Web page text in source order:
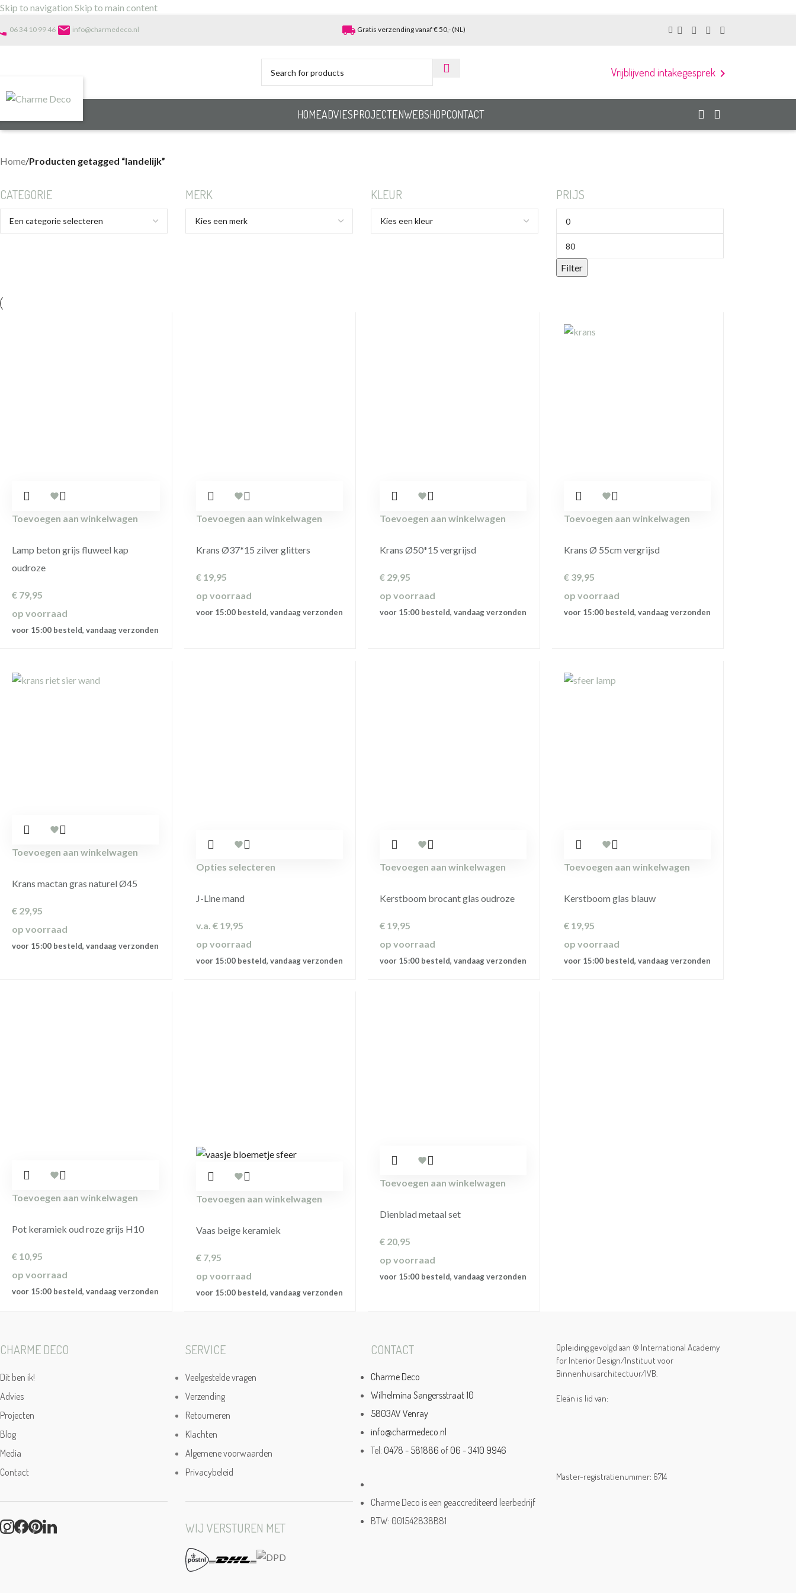
Skip to navigation Skip to main content
06 34 10 99 46 email info@charmedeco.nl local_shipping Gratis verzending vanaf € 50,- (NL)
Vrijblijvend intakegesprek chevron_right
HOMEADVIESPROJECTENWEBSHOPCONTACT
Home/Producten getagged “landelijk”
CATEGORIE MERK KLEUR PRIJS
Filter
Toevoegen aan winkelwagen
Lamp beton grijs fluweel kap
oudroze
€ 79,95
op voorraad
voor 15:00 besteld, vandaag verzonden
Toevoegen aan winkelwagen
Krans Ø37*15 zilver glitters
€19,95
op voorraad
voor 15:00 besteld, vandaag verzonden
Toevoegen aan winkelwagen
Krans Ø50*15 vergrijsd
€ 29,95
op voorraad
voor 15:00 besteld, vandaag verzonden
Toevoegen aan winkelwagen
Krans Ø 55cm vergrijsd
€39,95
op voorraad
voor 15:00 besteld, vandaag verzonden
Toevoegen aan winkelwagen
Krans mactan gras naturel Ø45
€ 29,95
op voorraad
voor 15:00 besteld, vandaag verzonden
Opties selecteren
J-Line mand
v.a. €19,95
op voorraad
voor 15:00 besteld, vandaag verzonden
Toevoegen aan winkelwagen
Kerstboom brocant glas oudroze
€ 19,95
op voorraad
voor 15:00 besteld, vandaag verzonden
Toevoegen aan winkelwagen
Kerstboom glas blauw
€19,95
op voorraad
voor 15:00 besteld, vandaag verzonden
Toevoegen aan winkelwagen
Pot keramiek oud roze grijs H10
€ 10,95
op voorraad
voor 15:00 besteld, vandaag verzonden
Toevoegen aan winkelwagen
Vaas beige keramiek
€7,95
op voorraad
voor 15:00 besteld, vandaag verzonden
Toevoegen aan winkelwagen
Dienblad metaal set
€ 20,95
op voorraad
voor 15:00 besteld, vandaag verzonden
CHARME DECO
Dit ben ik!
Advies
Projecten
Blog
Media
Contact
SERVICE
Veelgestelde vragen
Verzending
Retourneren
Klachten
Algemene voorwaarden
Privacybeleid
WIJ VERSTUREN MET
CONTACT
Charme Deco
Wilhelmina Sangersstraat 10
5803AV Venray
info@charmedeco.nl
Tel: 0478 - 581886 of 06 - 3410 9946
Charme Deco is een geaccrediteerd leerbedrijf
BTW: 001542838B81
Opleiding gevolgd aan ® International Academy
for Interior Design/Instituut voor
Binnenhuisarchitectuur/IVB.
Eleän is lid van:
Master-registratienummer: 6714